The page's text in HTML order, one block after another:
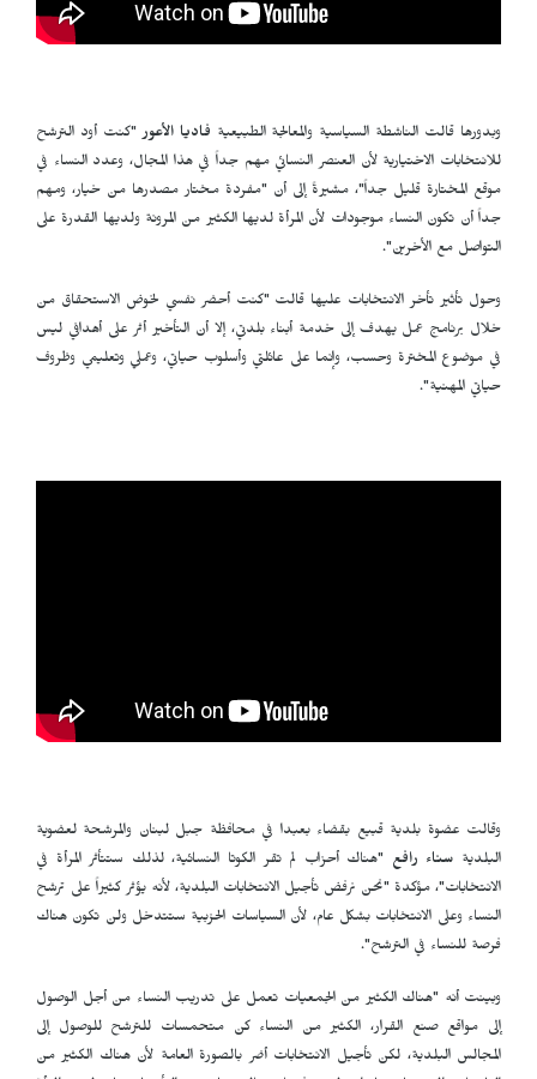
وبدورها قالت الناشطة السياسية والمعالجة الطبيعية فاديا الأعور"كنت أود الترشح
للانتخابات الاختيارية لأن العنصر النسائي مهم جداً في هذا المجال، وعدد النساء في
موقع المختارة قليل جداً"، مشيرةً إلى أن "مفردة مختار مصدرها من خيار، ومهم
جداً أن تكون النساء موجودات لأن المرأة لديها الكثير من المرونة ولديها القدرة على
التواصل مع الأخرين".
وحول تأثير تأخر الانتخابات عليها قالت "كنت أحضر نفسي لخوض الاستحقاق من
خلال برنامج عمل يهدف إلى خدمة أبناء بلدتي، إلا أن التأخير أثر على أهدافي ليس
في موضوع المخترة وحسب، وإنما على عائلتي وأسلوب حياتي، وعملي وتعليمي وظروف
حياتي المهنية".
وقالت عضوة بلدية قبيع بقضاء بعبدا في محافظة جبل لبنان والمرشحة لعضوية
البلدية سناء رافع "هناك أحزاب لم تقر الكوتا النسائية، لذلك ستتأثر المرأة في
الانتخابات"، مؤكدة "نحن نرفض تأجيل الانتخابات البلدية، لأنه يؤثر كثيراً على ترشح
النساء وعلى الانتخابات بشكل عام، لأن السياسات الحزبية ستتدخل ولن تكون هناك
فرصة للنساء في الترشح".
وبينت أنه "هناك الكثير من الجمعيات تعمل على تدريب النساء من أجل الوصول
إلى مواقع صنع القرار، الكثير من النساء كن متحمسات للترشح للوصول إلى
المجالس البلدية، لكن تأجيل الانتخابات أضر بالصورة العامة لأن هناك الكثير من